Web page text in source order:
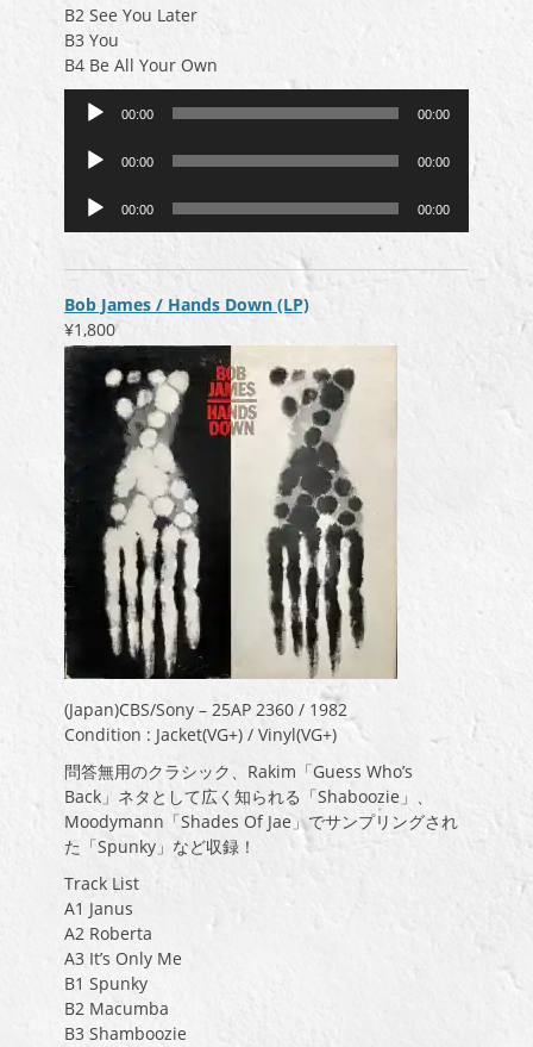
B2 See You Later
B3 You
B4 Be All Your Own
00:00 00:00
ヤ
ー
00:00 00:00
レ
ー
ヤ
ー
00:00 00:00
Bob James / Hands Down (LP)
¥1,800
(Japan)CBS/Sony – 25AP 2360 / 1982
Condition : Jacket(VG+) / Vinyl(VG+)
問答無用のクラシック、Rakim「Guess Who’s
Back」ネタとして広く知られる「Shaboozie」、
Moodymann「Shades Of Jae」でサンプリングされ
た「Spunky」など収録！
Track List
A1 Janus
A2 Roberta
A3 It’s Only Me
B1 Spunky
B2 Macumba
B3 Shamboozie